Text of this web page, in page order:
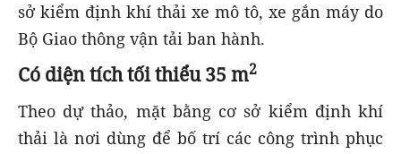
sở kiểm định khí thải xe mô tô, xe gắn máy do
Bộ Giao thông vận tải ban hành.
Có diện tích tối thiểu 35 m2
Theo dự thảo, mặt bằng cơ sở kiểm định khí
thải là nơi dùng để bố trí các công trình phục